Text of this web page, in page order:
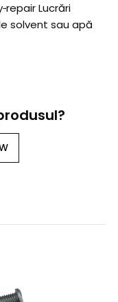
Lucrări
solvent sau apă